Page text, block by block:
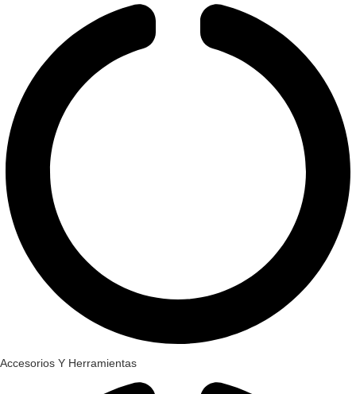
Accesorios Y Herramientas